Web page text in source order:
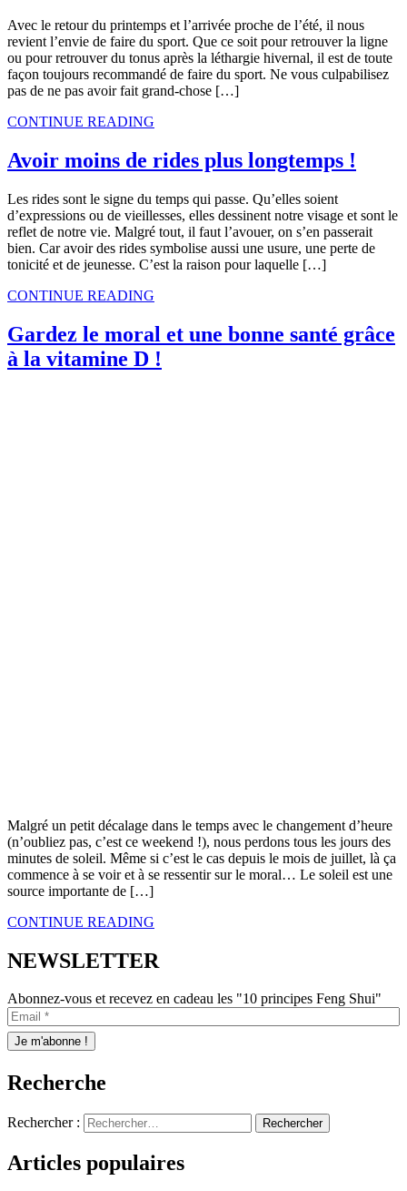
Avec le retour du printemps et l’arrivée proche de l’été, il nous
revient l’envie de faire du sport. Que ce soit pour retrouver la ligne
ou pour retrouver du tonus après la léthargie hivernal, il est de toute
façon toujours recommandé de faire du sport. Ne vous culpabilisez
pas de ne pas avoir fait grand-chose […]
CONTINUE READING
Avoir moins de rides plus longtemps !
Les rides sont le signe du temps qui passe. Qu’elles soient
d’expressions ou de vieillesses, elles dessinent notre visage et sont le
reflet de notre vie. Malgré tout, il faut l’avouer, on s’en passerait
bien. Car avoir des rides symbolise aussi une usure, une perte de
tonicité et de jeunesse. C’est la raison pour laquelle […]
CONTINUE READING
Gardez le moral et une bonne santé grâce
à la vitamine D !
Malgré un petit décalage dans le temps avec le changement d’heure
(n’oubliez pas, c’est ce weekend !), nous perdons tous les jours des
minutes de soleil. Même si c’est le cas depuis le mois de juillet, là ça
commence à se voir et à se ressentir sur le moral… Le soleil est une
source importante de […]
CONTINUE READING
NEWSLETTER
Abonnez-vous et recevez en cadeau les "10 principes Feng Shui"
Recherche
Rechercher :
Articles populaires